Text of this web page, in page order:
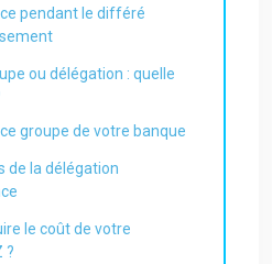
pendant le différé
ou délégation : quelle
groupe de votre banque
de la délégation
le coût de votre
?